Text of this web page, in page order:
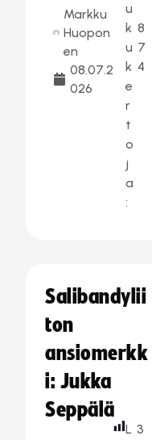
Markku
Huopon
en
08.07.2
026
u
k
u
k
e
r
t
o
j
a
:
8
7
4
Salibandylii
ton
ansiomerkk
i: Jukka
Seppälä
L 3